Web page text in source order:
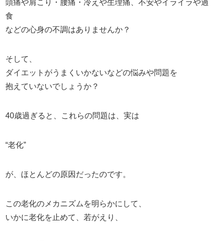
頭痛や肩こり・腰痛・冷えや生理痛、不安やイライラや過
食
などの心身の不調はありませんか？
そして、
ダイエットがうまくいかないなどの悩みや問題を
抱えていないでしょうか？
40歳過ぎると、これらの問題は、実は
“老化”
が、ほとんどの原因だったのです。
この老化のメカニズムを明らかにして、
いかに老化を止めて、若がえり、